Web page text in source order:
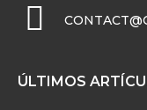
ÚLTIMOS